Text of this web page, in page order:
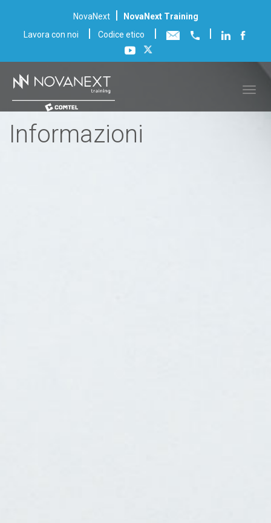
NovaNext |
NovaNext Training
Lavora con noi
| Codice etico | |
Informazioni